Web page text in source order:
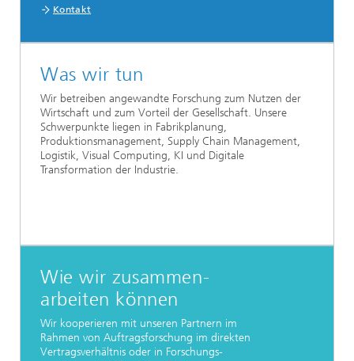
Kontakt
Was wir tun
Wir betreiben angewandte Forschung zum Nutzen der
Wirtschaft und zum Vorteil der Gesellschaft. Unsere
Schwerpunkte liegen in Fabrikplanung,
Produktionsmanagement, Supply Chain Management,
Logistik, Visual Computing, KI und Digitale
Transformation der Industrie.
Wie wir zusammen-
arbeiten können
Wir kooperieren mit unseren Partnern im
Rahmen von Auftragsforschung im direkten
Vertragsverhältnis oder in Forschungs-